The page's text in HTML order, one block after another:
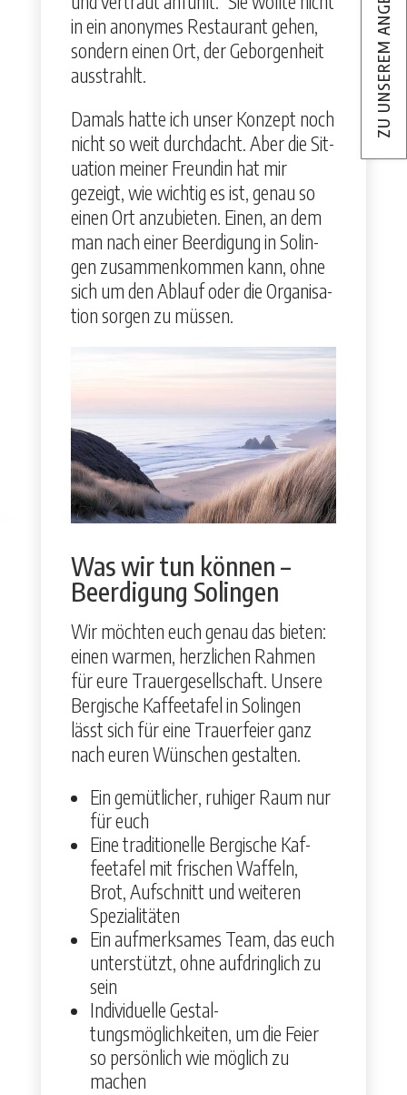
in ein anonymes Restau­rant gehen,
son­dern einen Ort, der Gebor­gen­heit
ausstrahlt.
Damals hat­te ich unser Konzept noch
nicht so weit durch­dacht. Aber die Sit­
u­a­tion mein­er Fre­undin hat mir
gezeigt, wie wichtig es ist, genau so
einen Ort anzu­bi­eten. Einen, an dem
man nach ein­er Beerdi­gung in Solin­
gen zusam­menkom­men kann, ohne
sich um den Ablauf oder die Organ­i­sa­
tion sor­gen zu müssen.
Was wir tun können –
Beerdigung Solingen
Wir möcht­en euch genau das bieten:
einen war­men, her­zlichen Rah­men
für eure Trauerge­sellschaft. Unsere
Ber­gis­che Kaf­feetafel in Solin­gen
lässt sich für eine Trauer­feier ganz
nach euren Wün­schen gestal­ten.
Ein gemütlich­er, ruhiger Raum nur
für euch
Eine tra­di­tionelle Ber­gis­che Kaf­
feetafel mit frischen Waf­feln,
Brot, Auf­schnitt und weit­eren
Spezial­itäten
Ein aufmerk­sames Team, das euch
unter­stützt, ohne auf­dringlich zu
sein
Indi­vidu­elle Gestal­
tungsmöglichkeit­en, um die Feier
so per­sön­lich wie möglich zu
machen
ZU UNSEREM ANGEBOT